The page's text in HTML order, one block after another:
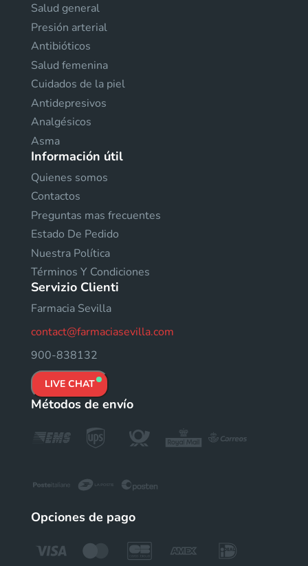
Salud general
Presión arterial
Antibióticos
Salud femenina
Cuidados de la piel
Antidepresivos
Analgésicos
Asma
Información útil
Quienes somos
Contactos
Preguntas mas frecuentes
Estado De Pedido
Nuestra Política
Términos Y Condiciones
Servizio Clienti
Farmacia Sevilla
contact@farmaciasevilla.com
900-838132
LIVE CHAT
Métodos de envío
Opciones de pago